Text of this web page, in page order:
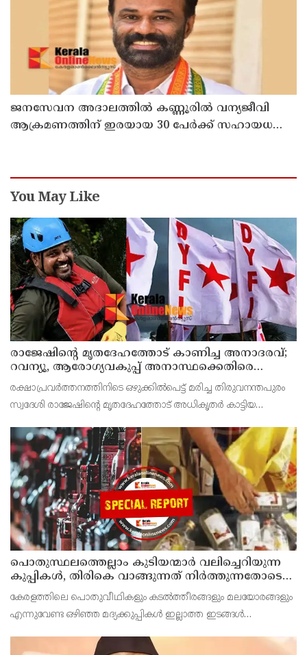
ജനസേവന അദാലത്തിൽ കണ്ണൂരിൽ വന്യജീവി
ആക്രമണത്തിന് ഇരയായ 30 പേർക്ക് സഹായധനം
You May Like
രാജേഷിന്റെ മൃതദേഹത്തോട് കാണിച്ച അനാദരവ്;
റവന്യൂ, ആരോഗ്യവകുപ്പ് അനാസ്ഥക്കെതിരെ
കടുത്ത നടപടി വേണം; ഡിവൈഎഫ്ഐ
ശക്തമായ പ്രതിഷേധത്തിലേക്ക്
രക്ഷാപ്രവർത്തനത്തിനിടെ ഒഴുക്കിൽപെട്ട് മരിച്ച തിരുവനന്തപുരം
സ്വദേശി രാജേഷിന്റെ മൃതദേഹത്തോട് അധികൃതർ കാട്ടിയ
കണ്ണൂർ ജില്ലാ സെക്രട്ടറിയേറ്റ് ശക്തമായി പ്രതിഷേധിക്ക
പൊതുസ്ഥലത്തെല്ലാം കുടിയന്മാര്‍ വലിച്ചെറിയുന്ന
കുപ്പികള്‍, തിരികെ വാങ്ങുന്നത് നിര്‍ത്തുന്നതോടെ
ഇത് ഇരട്ടിക്കും, കോടികളുടെ ലാഭമുള്ള പദ്ധതി
നിര്‍ത്തിയത് എന്തിന്? സര്‍ക്കാരിന്റേത് തലതിരിഞ്ഞ
തീരുമാനമോ?
കേരളത്തിലെ പൊതുവീഥികളും കടല്‍ത്തീരങ്ങളും മലയോരങ്ങളും
എന്നുവേണ്ട ഒഴിഞ്ഞ മദ്യക്കുപ്പികള്‍ ഇല്ലാത്ത ഇടങ്ങള്‍